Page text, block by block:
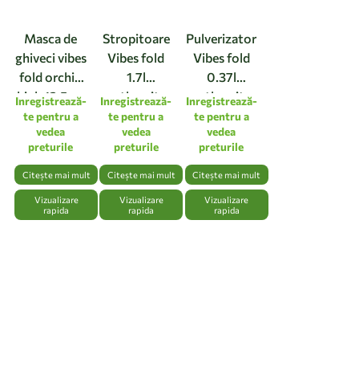
Masca de
ghiveci vibes
fold orchid
high 12,5cm
linen white
Inregistrează-
te pentru a
vedea
preturile
Citește mai mult
Vizualizare
rapida
Stropitoare
Vibes fold
1.7l
anthracite
Inregistrează-
te pentru a
vedea
preturile
Citește mai mult
Vizualizare
rapida
Pulverizator
Vibes fold
0.37l
anthracite
Inregistrează-
te pentru a
vedea
preturile
Citește mai mult
Vizualizare
rapida